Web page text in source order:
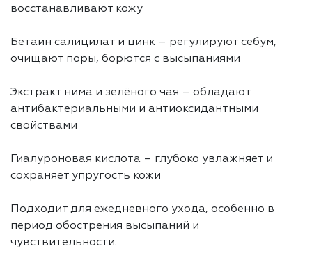
восстанавливают кожу
Бетаин салицилат и цинк – регулируют себум,
очищают поры, борются с высыпаниями
Экстракт нима и зелёного чая – обладают
антибактериальными и антиоксидантными
свойствами
Гиалуроновая кислота – глубоко увлажняет и
сохраняет упругость кожи
Подходит для ежедневного ухода, особенно в
период обострения высыпаний и
чувствительности.